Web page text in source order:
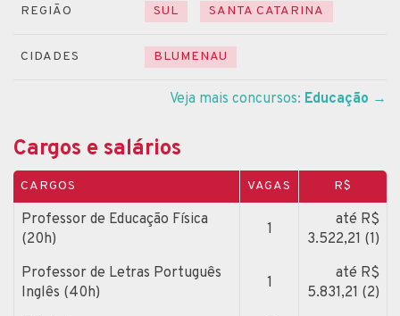
REGIÃO SUL SANTA CATARINA
CIDADES BLUMENAU
Veja mais concursos: Educação →
Cargos e salários
CARGOS VAGAS R$
Professor de Educação Física
(20h)
1
até R$
3.522,21 (1)
Professor de Letras Português
Inglês (40h)
1
até R$
5.831,21 (2)